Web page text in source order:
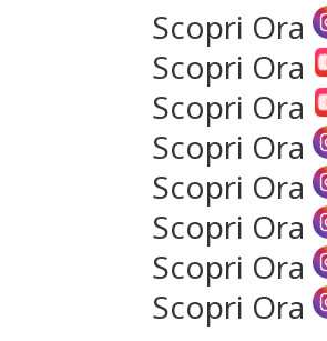
Scopri Ora
Scopri Ora
Scopri Ora
Scopri Ora
Scopri Ora
Scopri Ora
Scopri Ora
Scopri Ora